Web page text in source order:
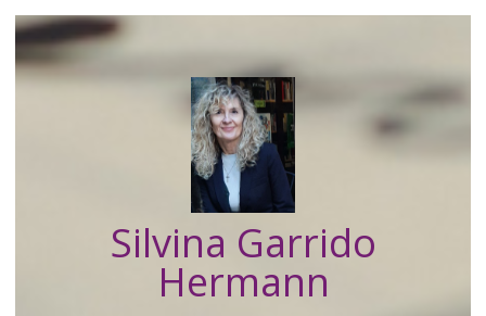
Silvina Garrido
Hermann